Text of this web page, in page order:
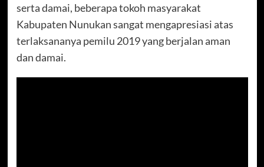
serta damai, beberapa tokoh masyarakat
Kabupaten Nunukan sangat mengapresiasi atas
terlaksananya pemilu 2019 yang berjalan aman
dan damai.